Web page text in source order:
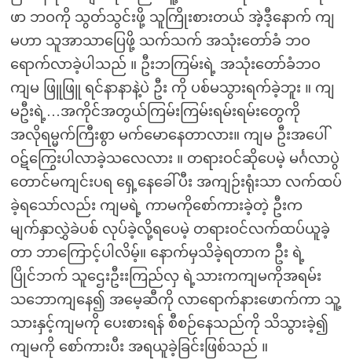
ဖာ ဘဝကို သွတ်သွင်းဖို့ သူကြိုးစားတယ် အဲ့ဒီ့နောက် ကျ
မဟာ သူအာသာပြေဖို့ သက်သက် အသုံးတော်ခံ ဘဝ
ရောက်လာခဲ့ပါသည် ။ ဦးဘကြမ်းရဲ့ အသုံးတော်ခံဘဝ
ကျမ ဖြူဖြူ ရင်နာနာနဲ့ပဲ ဦး ကို ပစ်မသွားရက်ခဲ့ဘူး ။ ကျ
မဦးရဲ့…အကိုင်အတွယ်ကြမ်းကြမ်းရမ်းရမ်းတွေကို
အလိုရမ္မက်ကြီးစွာ မက်မောနေတာလား။ ကျမ ဦးအပေါ်
ဝဋ်ကြွေးပါလာခဲ့သလေလား ။ တရားဝင်ဆိုပေမဲ့ မင်္ဂလာပွဲ
တောင်မကျင်းပရ ရှေ့နေခေါ်ပီး အကျဉ်းရုံးသာ လက်ထပ်
ခဲ့ရသော်လည်း ကျမရဲ့ ကာမကိုစော်ကားခဲ့တဲ့ ဦးက
မျက်နှာလွှဲခဲပစ် လုပ်ခဲ့လို့ရပေမဲ့ တရားဝင်လက်ထပ်ယူခဲ့
တာ ဘာကြောင့်ပါလိမ့်။ နောက်မှသိခဲ့ရတာက ဦး ရဲ့
ပြိုင်ဘက် သူဌေးဦးးကြည်လှ ရဲ့သားကကျမကိုအရမ်း
သဘောကျနေ၍ အမေ့ဆီကို လာ‌ရောက်နားဖောက်ကာ သူ့
သားနှင့်ကျမကို ပေးစားရန် စီစဉ်နေသည်ကို သိသွားခဲ့၍
ကျမကို စော်ကားပီး အရယူခဲ့ခြင်းဖြစ်သည် ။